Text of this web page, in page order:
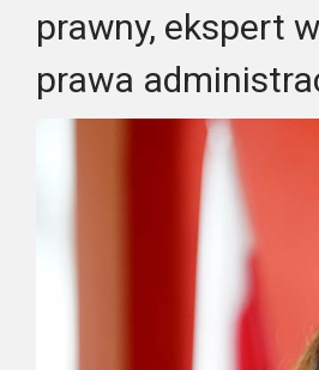
prawny, ekspert
prawa